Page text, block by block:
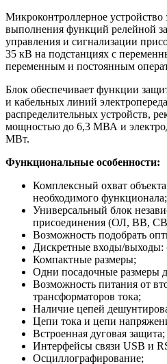
Микроконтроллерное
выполнения функций релейной
управления и сигнализации
35 кВ на подстанциях с
переменным и постоянным
Блок обеспечивает функции
и кабельных линий
распределительных устройств,
мощностью до 6,3 МВА и
МВт.
Функциональные особенности:
Комплексный охват
необходимого функционала;
Универсальный блок
присоединения (ОЛ, ВВ,
Возможность подобрать
Дискретные входы/выходы:
Компактные размеры;
Одни посадочные размеры
Возможность питания от
трансформаторов тока;
Наличие цепей
Цепи тока и цепи
Встроенная дуговая защита;
Интерфейсы связи USB и
Осциллографирование;